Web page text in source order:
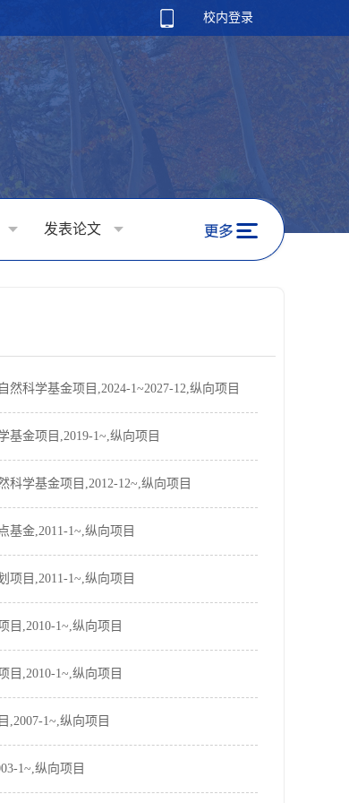
校内登录
发表论文
科学基金项目,2024-1~2027-12,纵向项目
基金项目,2019-1~,纵向项目
科学基金项目,2012-12~,纵向项目
基金,2011-1~,纵向项目
项目,2011-1~,纵向项目
目,2010-1~,纵向项目
目,2010-1~,纵向项目
,2007-1~,纵向项目
1~,纵向项目